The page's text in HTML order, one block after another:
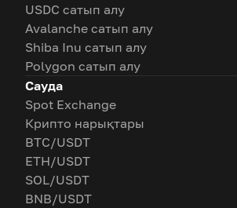
USDC сатып алу
Avalanche сатып алу
Shiba Inu сатып алу
Polygon сатып алу
Сауда
Spot Exchange
Крипто нарықтары
BTC/USDT
ETH/USDT
SOL/USDT
BNB/USDT